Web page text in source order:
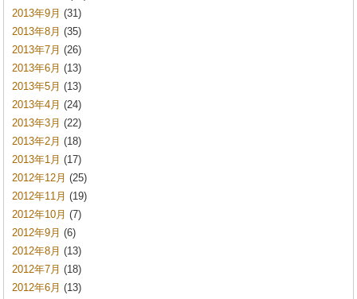
2013年9月 (31)
2013年8月 (35)
2013年7月 (26)
2013年6月 (13)
2013年5月 (13)
2013年4月 (24)
2013年3月 (22)
2013年2月 (18)
2013年1月 (17)
2012年12月 (25)
2012年11月 (19)
2012年10月 (7)
2012年9月 (6)
2012年8月 (13)
2012年7月 (18)
2012年6月 (13)